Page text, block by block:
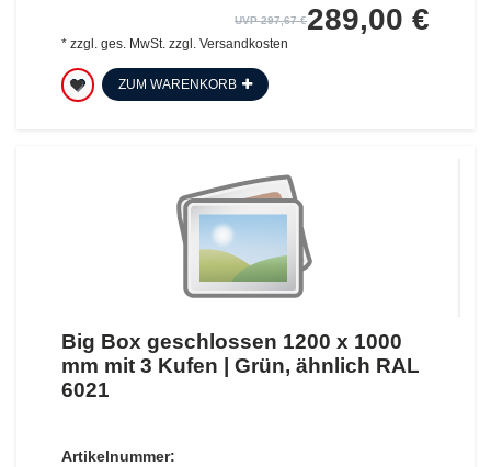
UVP 297,67 €289,00 €
* zzgl. ges. MwSt. zzgl. Versandkosten
ZUM WARENKORB
Big Box geschlossen 1200 x 1000
mm mit 3 Kufen | Grün, ähnlich RAL
6021
Artikelnummer: